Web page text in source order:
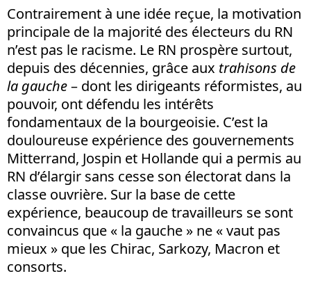
Contrairement à une idée reçue, la motivation
principale de la majorité des électeurs du RN
n’est pas le racisme. Le RN prospère surtout,
depuis des décennies, grâce aux trahisons de
la gauche– dont les dirigeants réformistes, au
pouvoir, ont défendu les intérêts
fondamentaux de la bourgeoisie. C’est la
douloureuse expérience des gouvernements
Mitterrand, Jospin et Hollande qui a permis au
RN d’élargir sans cesse son électorat dans la
classe ouvrière. Sur la base de cette
expérience, beaucoup de travailleurs se sont
convaincus que « la gauche » ne « vaut pas
mieux » que les Chirac, Sarkozy, Macron et
consorts.